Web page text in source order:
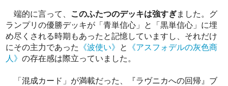
端的に言って、 このふたつのデッキは強すぎました。グ
ランプリの優勝デッキが「青単信心」と「黒単信心」に埋
め尽くされる時期もあったと記憶していますし、それだけ
にその主力であった 《波使い》 と
《アスフォデルの灰色商
人》の存在感は際立っていました。
「混成カード」が満載だった、『ラヴニカへの回帰』ブ